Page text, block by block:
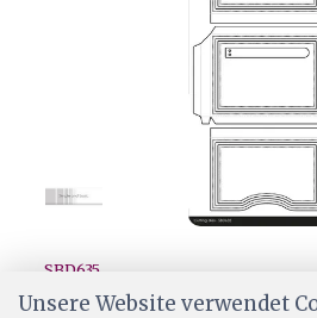
SBD635
Simple and Basic die "A7/
Unsere Website verwendet